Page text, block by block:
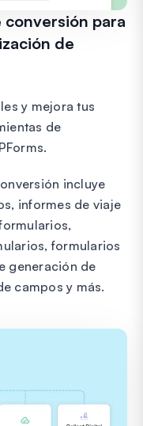
para
de
y mejora tus
de
incluye
informes de viaje
formularios
generación de
campos y más.